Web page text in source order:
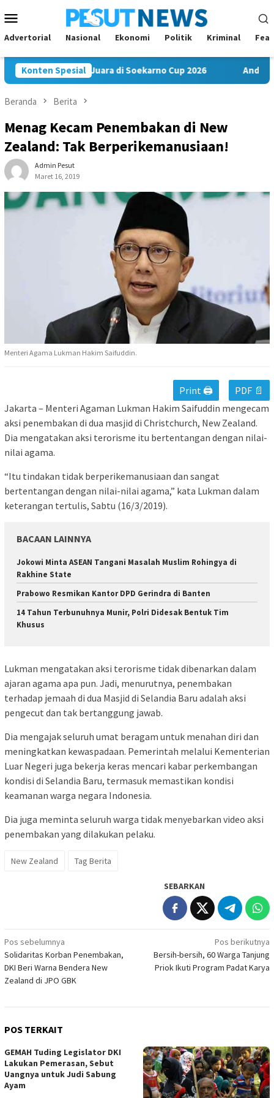
ke
kontenMobile
Advertorial Nasional Ekonomi Politik Kriminal
Konten Spesial
FC Bawa Misi Juara di Soekarno Cup 2026 Andi Satya
Beranda Berita
Menag Kecam Penembakan di New
Zealand: Tak Berperikemanusiaan!
Admin Pesut
Maret 16, 2019
Menteri Agama Lukman Hakim Saifuddin.
Print 🖨
PDF 📄
Jakarta – Menteri Agaman Lukman Hakim Saifuddin mengecam
aksi penembakan di dua masjid di Christchurch, New Zealand.
Dia mengatakan aksi terorisme itu bertentangan dengan nilai-
nilai agama.
“Itu tindakan tidak berperikemanusiaan dan sangat
bertentangan dengan nilai-nilai agama,” kata Lukman dalam
keterangan tertulis, Sabtu (16/3/2019).
BACAAN LAINNYA
Jokowi Minta ASEAN Tangani Masalah Muslim Rohingya di
Rakhine State
Prabowo Resmikan Kantor DPD Gerindra di Banten
14 Tahun Terbunuhnya Munir, Polri Didesak Bentuk Tim
Khusus
Lukman mengatakan aksi terorisme tidak dibenarkan dalam
ajaran agama apa pun. Jadi, menurutnya, penembakan
terhadap jemaah di dua Masjid di Selandia Baru adalah aksi
pengecut dan tak bertanggung jawab.
Dia mengajak seluruh umat beragam untuk menahan diri dan
meningkatkan kewaspadaan. Pemerintah melalui Kementerian
Luar Negeri juga bekerja keras mencari kabar perkembangan
kondisi di Selandia Baru, termasuk memastikan kondisi
keamanan warga negara Indonesia.
Dia juga meminta seluruh warga tidak menyebarkan video aksi
penembakan yang dilakukan pelaku.
New Zealand Tag Berita
SEBARKAN
Navigasi
pos
Pos sebelumnya
Solidaritas Korban Penembakan,
DKI Beri Warna Bendera New
Zealand di JPO GBK
Pos berikutnya
Bersih-bersih, 60 Warga Tanjung
Priok Ikuti Program Padat Karya
POS TERKAIT
GEMAH Tuding Legislator DKI
Lakukan Pemerasan, Sebut
Uangnya untuk Judi Sabung
Ayam